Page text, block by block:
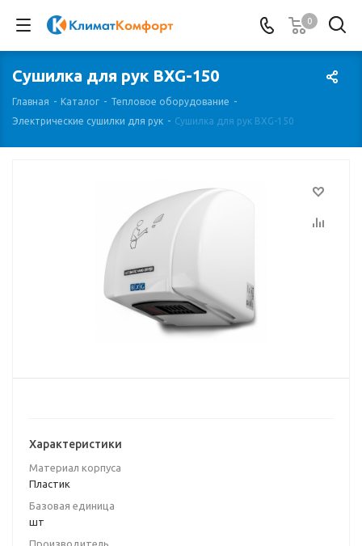
0
Сушилка для рук BXG-150
Главная - Каталог - Тепловое оборудование -
Электрические сушилки для рук - Сушилка для рук BXG-150
Характеристики
Материал корпуса
Пластик
Базовая единица
шт
Производитель